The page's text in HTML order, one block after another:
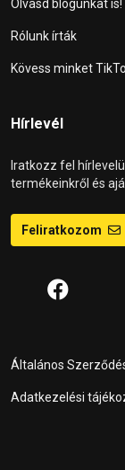
Olvasd blogunkat is!
Rólunk írták
Kövess minket
Hírlevél
Iratkozz fel
termékeinkről és
Feliratkozom
Általános
Adatkezelési